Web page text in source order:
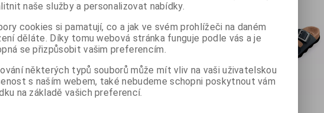
naše služby a personalizovat nabídky.
cookies si pamatují, co a jak ve svém prohlížeči na daném
děláte. Díky tomu webová stránka funguje podle vás a je
se přizpůsobit vašim preferencím.
některých typů souborů může mít vliv na vaši uživatelskou
s naším webem, také nebudeme schopni poskytnout vám
na základě vašich preferencí.